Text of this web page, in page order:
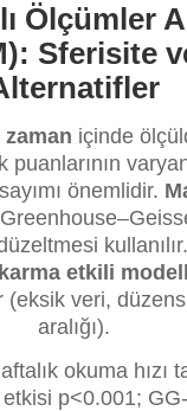
Ölçümler
Sferisite
zaman içinde
önemlidir.
etkili
(eksik veri,
aralığı).
okuma hızı
p<0.001;